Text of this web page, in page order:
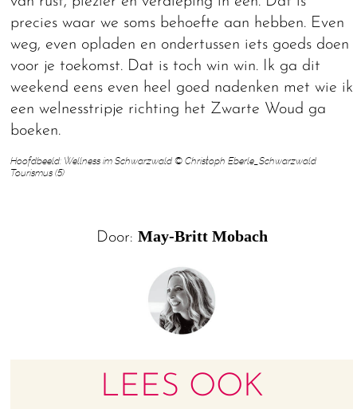
precies waar we soms behoefte aan hebben. Even
weg, even opladen en ondertussen iets goeds doen
voor je toekomst. Dat is toch win win. Ik ga dit
weekend eens even heel goed nadenken met wie ik
een welnesstripje richting het Zwarte Woud ga
boeken.
Hoofdbeeld: Wellness im Schwarzwald © Christoph Eberle_Schwarzwald
Tourismus (5)
Door: May-Britt Mobach
LEES OOK